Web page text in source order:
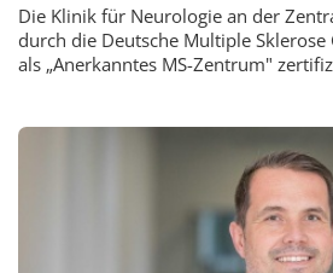
Die Klinik für Neurologie an der
durch die Deutsche Multiple Sklerose
als „Anerkanntes MS-Zentrum"